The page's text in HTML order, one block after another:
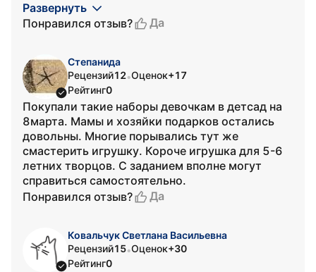
Развернуть
Понравился отзыв?
Да
Степанида
Рецензий12•Оценок+17
Рейтинг0
Покупали такие наборы девочкам в детсад на
8марта. Мамы и хозяйки подарков остались
довольны. Многие порывались тут же
смастерить игрушку. Короче игрушка для 5-6
летних творцов. С заданием вполне могут
справиться самостоятельно.
Понравился отзыв?
Да
Ковальчук Светлана Васильевна
Рецензий15•Оценок+30
Рейтинг0